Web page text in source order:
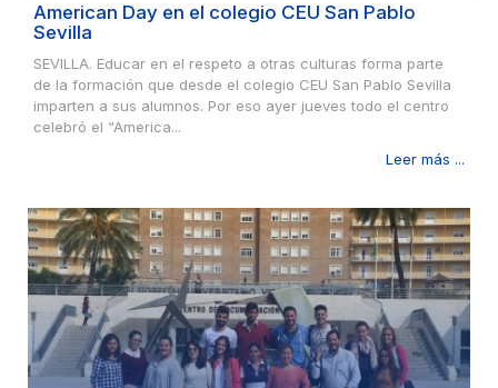
American Day en el colegio CEU San Pablo
Sevilla
SEVILLA. Educar en el respeto a otras culturas forma parte
de la formación que desde el colegio CEU San Pablo Sevilla
imparten a sus alumnos. Por eso ayer jueves todo el centro
celebró el “America...
Leer más ...